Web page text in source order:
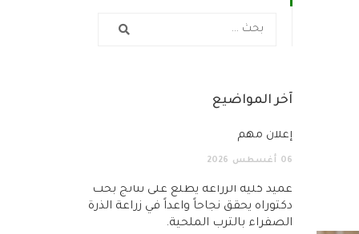
آخر المواضيع
إعلان مهم
06 أغسطس 2026
عميد كلية الزراعة يطّلع على نتائج بحث
دكتوراه يحقق نجاحاً واعداً في زراعة الذرة
الصفراء بالترب الملحية.